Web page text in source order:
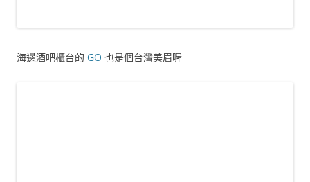
海邊酒吧櫃台的 GO 也是個台灣美眉喔